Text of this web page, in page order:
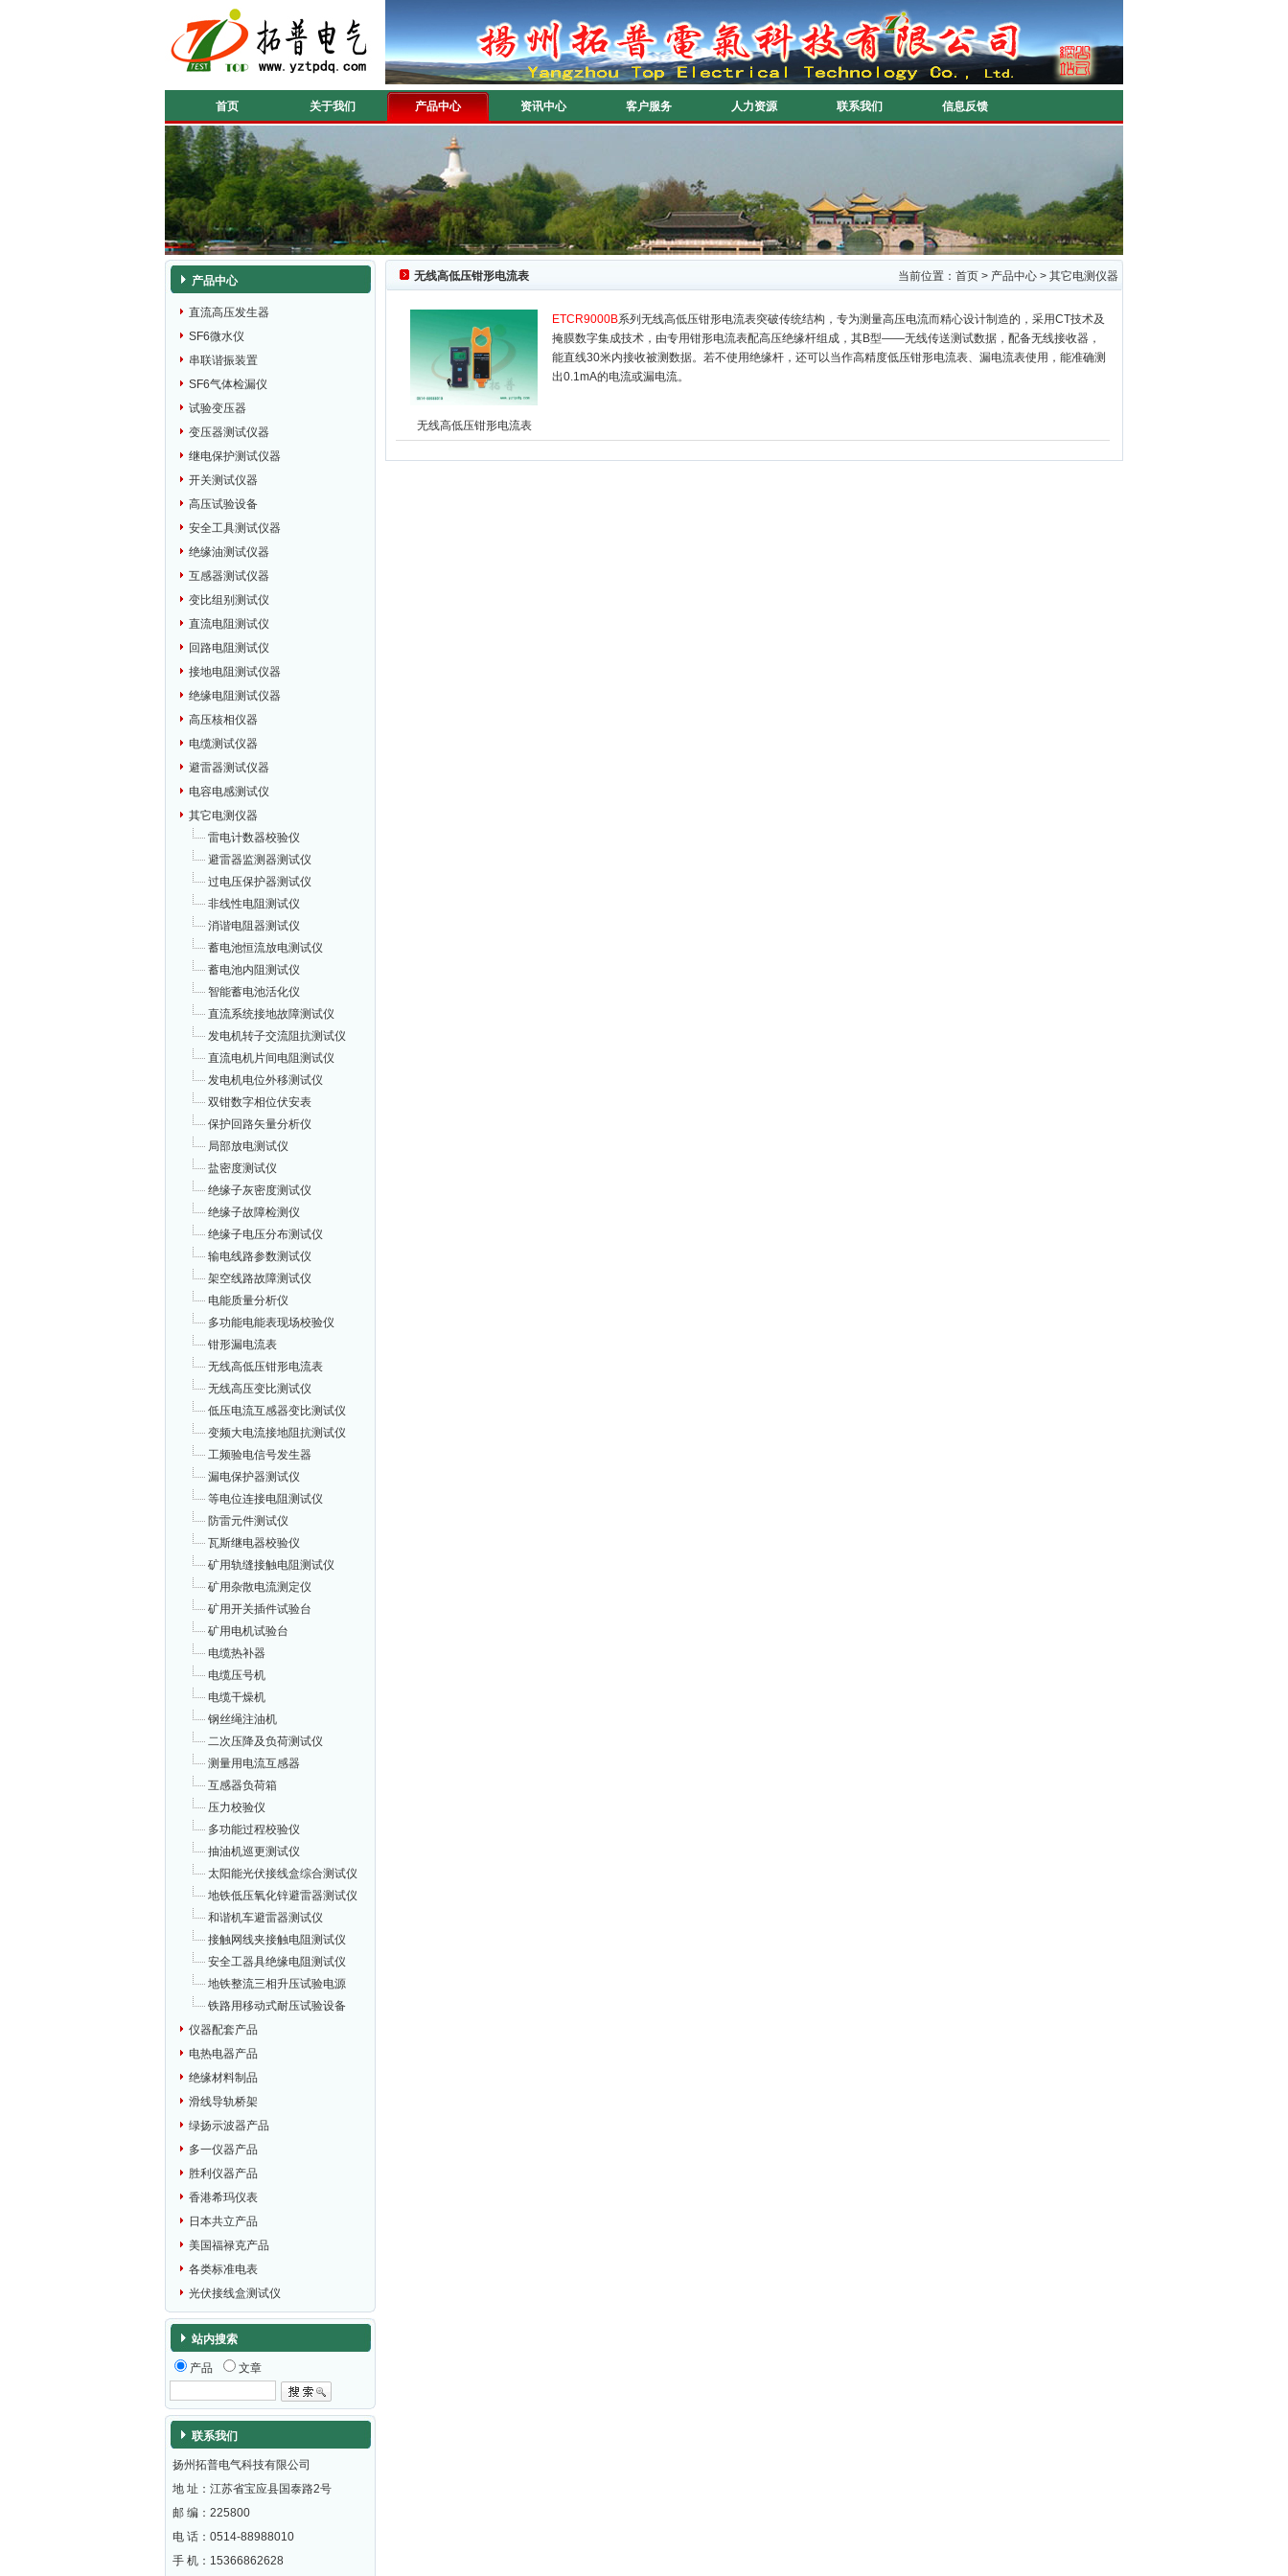
首页 关于我们 产品中心 资讯中心 客户服务 人力资源 联系我们 信息反馈
产品中心
直流高压发生器
SF6微水仪
串联谐振装置
SF6气体检漏仪
试验变压器
变压器测试仪器
继电保护测试仪器
开关测试仪器
高压试验设备
安全工具测试仪器
绝缘油测试仪器
互感器测试仪器
变比组别测试仪
直流电阻测试仪
回路电阻测试仪
接地电阻测试仪器
绝缘电阻测试仪器
高压核相仪器
电缆测试仪器
避雷器测试仪器
电容电感测试仪
其它电测仪器
雷电计数器校验仪
避雷器监测器测试仪
过电压保护器测试仪
非线性电阻测试仪
消谐电阻器测试仪
蓄电池恒流放电测试仪
蓄电池内阻测试仪
智能蓄电池活化仪
直流系统接地故障测试仪
发电机转子交流阻抗测试仪
直流电机片间电阻测试仪
发电机电位外移测试仪
双钳数字相位伏安表
保护回路矢量分析仪
局部放电测试仪
盐密度测试仪
绝缘子灰密度测试仪
绝缘子故障检测仪
绝缘子电压分布测试仪
输电线路参数测试仪
架空线路故障测试仪
电能质量分析仪
多功能电能表现场校验仪
钳形漏电流表
无线高低压钳形电流表
无线高压变比测试仪
低压电流互感器变比测试仪
变频大电流接地阻抗测试仪
工频验电信号发生器
漏电保护器测试仪
等电位连接电阻测试仪
防雷元件测试仪
瓦斯继电器校验仪
矿用轨缝接触电阻测试仪
矿用杂散电流测定仪
矿用开关插件试验台
矿用电机试验台
电缆热补器
电缆压号机
电缆干燥机
钢丝绳注油机
二次压降及负荷测试仪
测量用电流互感器
互感器负荷箱
压力校验仪
多功能过程校验仪
抽油机巡更测试仪
太阳能光伏接线盒综合测试仪
地铁低压氧化锌避雷器测试仪
和谐机车避雷器测试仪
接触网线夹接触电阻测试仪
安全工器具绝缘电阻测试仪
地铁整流三相升压试验电源
铁路用移动式耐压试验设备
仪器配套产品
电热电器产品
绝缘材料制品
滑线导轨桥架
绿扬示波器产品
多一仪器产品
胜利仪器产品
香港希玛仪表
日本共立产品
美国福禄克产品
各类标准电表
光伏接线盒测试仪
站内搜索
产品 文章
联系我们
扬州拓普电气科技有限公司
地 址：江苏省宝应县国泰路2号
邮 编： 225800
电 话：0514-88988010
手 机：15366862628
当前位置： 首页 > 产品中心 > 其它电测仪器
无线高低压钳形电流表
无线高低压钳形电流表
ETCR9000B系列无线高低压钳形电流表突破传统结构，专为测量高压电流而精心设计制造的，采用CT技术及
掩膜数字集成技术，由专用钳形电流表配高压绝缘杆组成，其B型——无线传送测试数据，配备无线接收器，
能直线30米内接收被测数据。若不使用绝缘杆，还可以当作高精度低压钳形电流表、漏电流表使用，能准确测
出0.1mA的电流或漏电流。